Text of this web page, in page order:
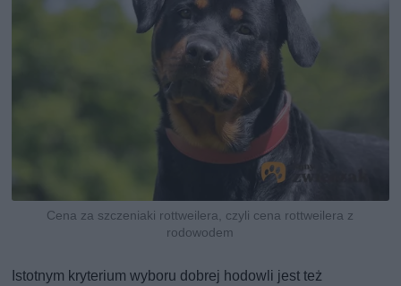
Cena za szczeniaki rottweilera, czyli cena rottweilera z
rodowodem
Istotnym kryterium wyboru dobrej hodowli jest też